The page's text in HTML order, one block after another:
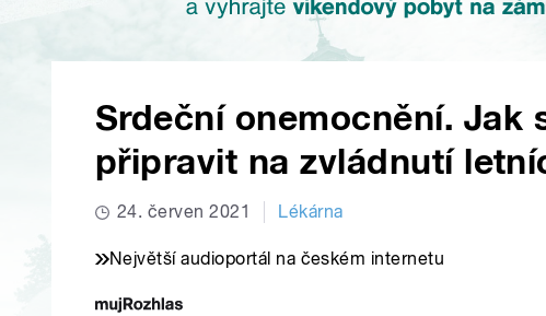
Srdeční onemocnění. Jak
připravit na zvládnutí
24. červen 2021 Lékárna
Největší audioportál na českém internetu